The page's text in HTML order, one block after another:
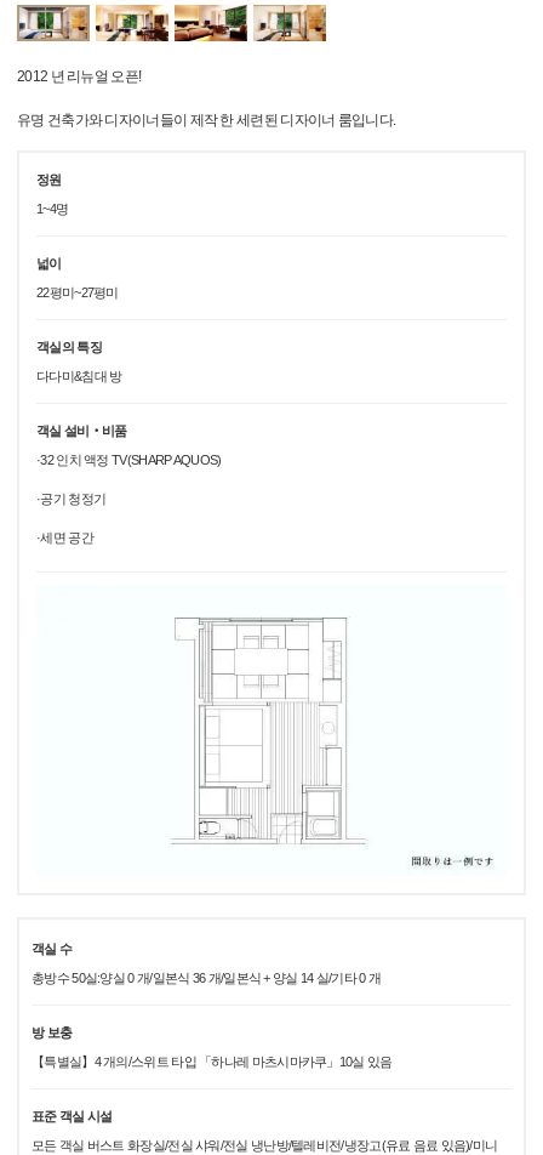
2012 년 리뉴얼 오픈!
유명 건축가와 디자이너들이 제작 한 세련된 디자이너 룸입니다.
정원
1~4명
넓이
22평미~27평미
객실의 특징
다다미&침대 방
객실 설비‧비품
·32 인치 액정 TV(SHARP AQUOS)
·공기 청정기
·세면 공간
객실 수
총방수 50실:양실 0 개/일본식 36 개/일본식 + 양실 14 실/기타 0 개
방 보충
【특별실】4 개의/스위트 타입 「하나레 마츠시마카쿠」10실 있음
표준 객실 시설
모든 객실 버스트 화장실/전실 샤워/전실 냉난방/텔레비전/냉장고(유료 음료 있음)/미니